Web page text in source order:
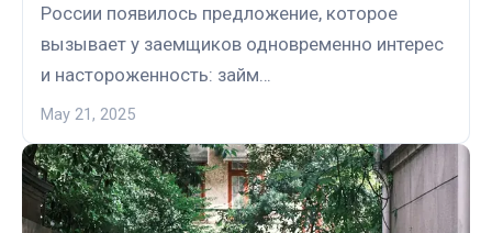
России появилось предложение, которое
вызывает у заемщиков одновременно интерес
и настороженность: займ…
May 21, 2025